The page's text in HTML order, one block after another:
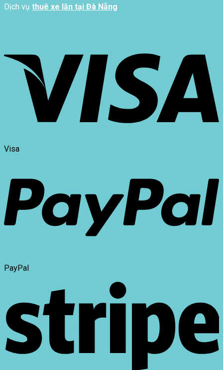
Dịch vụ thuê xe lăn tại Đà Nẵng
Visa
PayPal